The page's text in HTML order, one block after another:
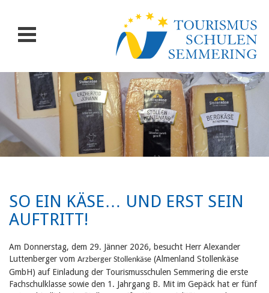
SO EIN KÄSE… UND ERST SEIN
AUFTRITT!
Am Donnerstag, dem 29. Jänner 2026, besucht Herr Alexander
Luttenberger vom Arzberger Stollenkäse (Almenland Stollenkäse
GmbH) auf Einladung der Tourismusschulen Semmering die erste
Fachschulklasse sowie den 1. Jahrgang B. Mit im Gepäck hat er fünf